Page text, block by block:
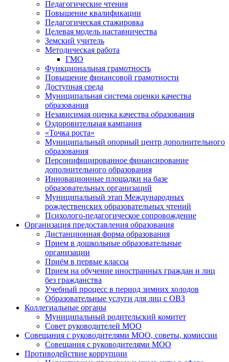
Педагогические чтения
Повышение квалификации
Педагогическая стажировка
Целевая модель наставничества
Земский учитель
Методическая работа
ГМО
Функциональная грамотность
Повышение финансовой грамотности
Доступная среда
Муниципальная система оценки качества
образования
Независимая оценка качества образования
Оздоровительная кампания
«Точка роста»
Муниципальный опорный центр дополнительного
образования
Персонифицированное финансирование
дополнительного образования
Инновационные площадки на базе
образовательных организаций
Муниципальный этап Международных
рождественских образовательных чтений
Психолого-педагогическое сопровождение
Организация предоставления образования
Дистанционная форма образования
Прием в дошкольные образовательные
организации
Приём в первые классы
Прием на обучение иностранных граждан и лиц
без гражданства
Учебный процесс в период зимних холодов
Образовательные услуги для лиц с ОВЗ
Коллегиальные органы
Муниципальный родительский комитет
Совет руководителей МОО
Совещания с руководителями МОО, советы, комиссии
Совещания с руководителями МОО
Противодействие коррупции